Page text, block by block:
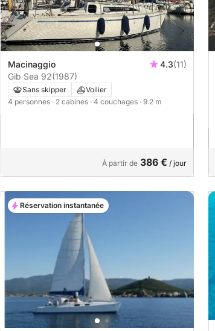
Macinaggio 4.3(11)
Gib Sea 92(1987)
Sans skipper
Voilier
4 personnes · 2 cabines · 4 couchages · 9.2 m
À partir de 386 € / jour
Réservation instantanée